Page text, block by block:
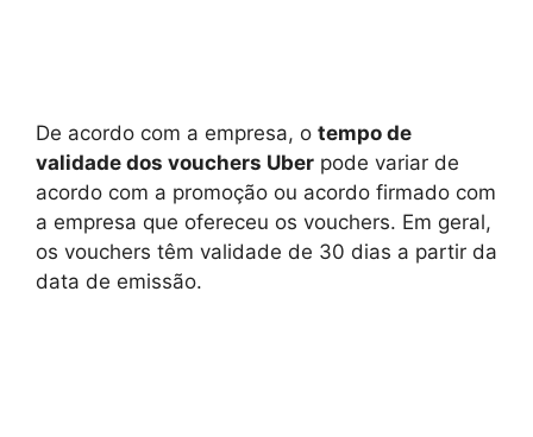
De acordo com a empresa, o tempo de
validade dos vouchers Uber pode variar de
acordo com a promoção ou acordo firmado com
a empresa que ofereceu os vouchers. Em geral,
os vouchers têm validade de 30 dias a partir da
data de emissão.